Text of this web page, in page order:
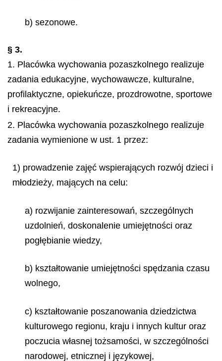
b) sezonowe.
§ 3.
1. Placówka wychowania pozaszkolnego realizuje
zadania edukacyjne, wychowawcze, kulturalne,
profilaktyczne, opiekuńcze, prozdrowotne, sportowe
i rekreacyjne.
2. Placówka wychowania pozaszkolnego realizuje
zadania wymienione w ust. 1 przez:
1) prowadzenie zajęć wspierających rozwój dzieci i
młodzieży, mających na celu:
a) rozwijanie zainteresowań, szczególnych
uzdolnień, doskonalenie umiejętności oraz
pogłębianie wiedzy,
b) kształtowanie umiejętności spędzania czasu
wolnego,
c) kształtowanie poszanowania dziedzictwa
kulturowego regionu, kraju i innych kultur oraz
poczucia własnej tożsamości, w szczególności
narodowej, etnicznej i językowej,